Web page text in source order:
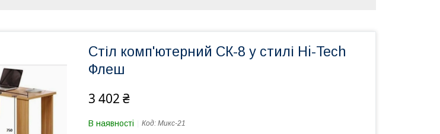
Стіл комп'ютерний СК-8 у стилі Hi-Tech
Флеш
3 402 ₴
В наявності Код: Микс-21